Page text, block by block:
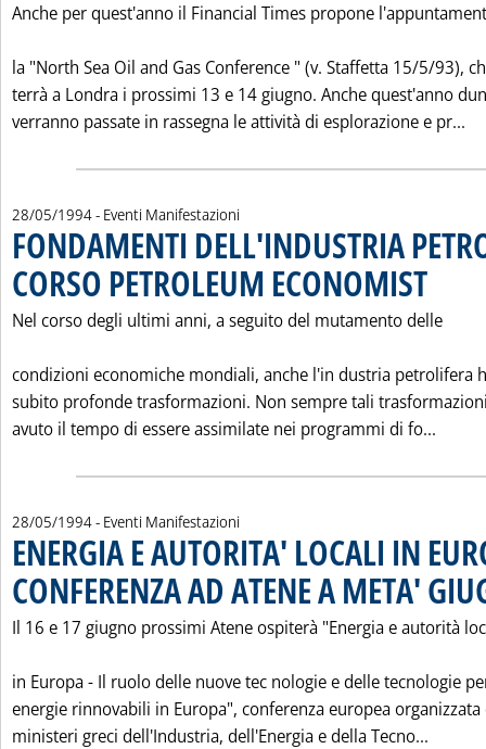
Anche per quest'anno il Financial Times propone
la "North Sea Oil and Gas Conference " (v. Staffetta 15/5/93),
terrà a Londra i prossimi 13 e 14 giugno. Anche quest'anno
verranno passate in rassegna le attività di esplorazione e pr...
28/05/1994- Eventi Manifestazioni
FONDAMENTI DELL'INDUSTRIA
CORSO PETROLEUM ECONOMIST.
Nel corso degli ultimi anni, a seguito del mutamento delle
condizioni economiche mondiali, anche l'in dustria petrolifera
subito profonde trasformazioni. Non sempre tali
avuto il tempo di essere assimilate nei programmi di fo...
28/05/1994- Eventi Manifestazioni
ENERGIA E AUTORITA' LOCALI IN
CONFERENZA AD ATENE A META'
Il 16 e 17 giugno prossimi Atene ospiterà "Energia e autorità
in Europa - Il ruolo delle nuove tec nologie e delle tecnologie
energie rinnovabili in Europa", conferenza europea organizzata
ministeri greci dell'Industria, dell'Energia e della Tecno...